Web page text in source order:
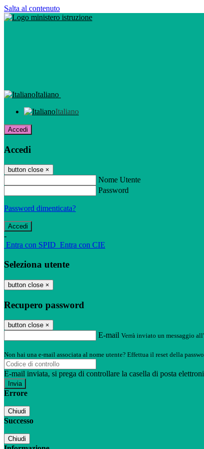
Salta al contenuto
Italiano
Italiano
Accedi
Accedi
button close ×
Nome Utente
Password
Password dimenticata?
-
Entra con SPID Entra con CIE
Seleziona utente
button close ×
Recupero password
button close ×
E-mail Verrà inviato un messaggio
Non hai una e-mail associata al nome utente? Effettua il reset della
E-mail inviata, si prega di controllare la casella di posta
Errore
Chiudi
Successo
Chiudi